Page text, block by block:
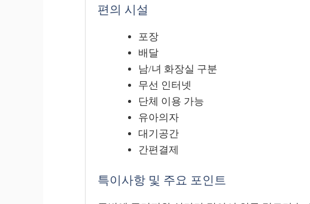
편의 시설
포장
배달
남/녀 화장실 구분
무선 인터넷
단체 이용 가능
유아의자
대기공간
간편결제
특이사항 및 주요 포인트